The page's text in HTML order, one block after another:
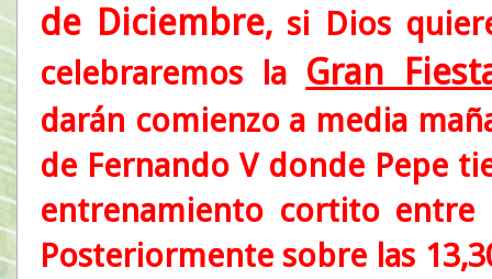
de Diciembre, si Dios
celebraremos la Gran
darán comienzo a media
de Fernando V donde Pepe
entrenamiento cortito entre
Posteriormente sobre las